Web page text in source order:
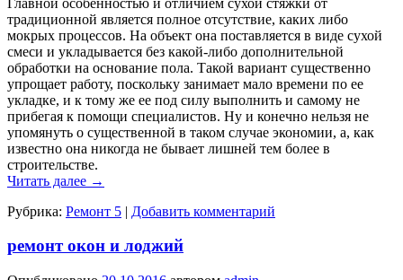
традиционной является полное отсутствие, каких либо
мокрых процессов. На объект она поставляется в виде сухой
смеси и укладывается без какой-либо дополнительной
обработки на основание пола. Такой вариант существенно
упрощает работу, поскольку занимает мало времени по ее
укладке, и к тому же ее под силу выполнить и самому не
прибегая к помощи специалистов. Ну и конечно нельзя не
упомянуть о существенной в таком случае экономии, а, как
известно она никогда не бывает лишней тем более в
строительстве.
Читать далее →
Рубрика: Ремонт 5 | Добавить комментарий
ремонт окон и лоджий